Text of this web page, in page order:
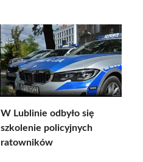
W Lublinie odbyło się
szkolenie policyjnych
ratowników